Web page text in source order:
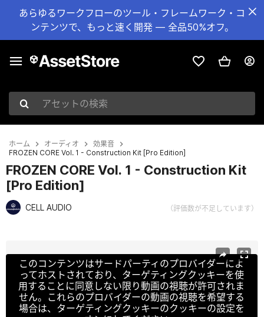
あらゆるワークフローのツール・フレームワーク・コ
ンテンツで、もっと速く開発 — 全品50%オフ。
アセットの検索
ホーム オーディオ
効果音
FROZEN CORE Vol. 1 - Construction Kit [Pro Edition]
FROZEN CORE Vol. 1 - Construction Kit
[Pro Edition]
CELL AUDIO （評価数が不足しています）
このコンテンツはサードパーティのプロバイダーによ
ってホストされており、ターゲティングクッキーを使
用することに同意しない限り動画の視聴が許可されま
せん。これらのプロバイダーの動画の視聴を希望する
場合は、ターゲティングクッキーのクッキーの設定を